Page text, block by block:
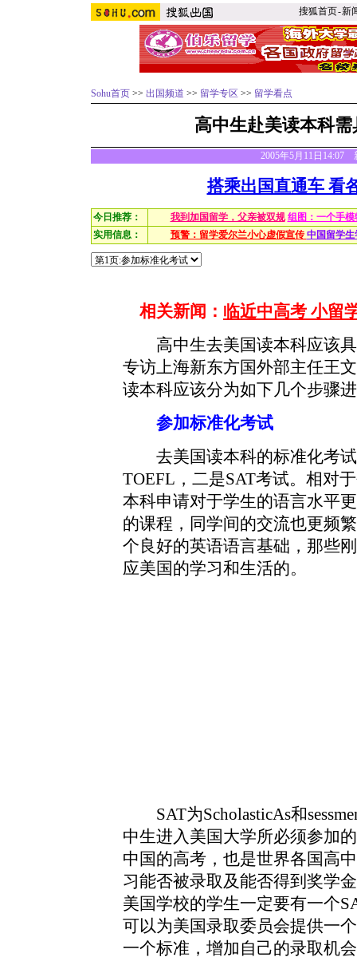
搜狐首页-新
Sohu首页 >> 出国频道 >> 留学专区 >> 留学看点
高中生赴美读本科
2005年5月11日14:07
搭乘出国直通车 看
今日推荐： 我到加国留学，父亲被双规 组图：一个手
实用信息：
预警：留学爱尔兰小心虚假宣传 中国留学
相关新闻： 临近中高考 小留
高中生去美国读本科应该具
专访上海新东方国外部主任王
读本科应该分为如下几个步骤
参加标准化考试
去美国读本科的标准化考试
TOEFL，二是SAT考试。相对
本科申请对于学生的语言水平
的课程，同学间的交流也更频
个良好的英语语言基础，那些
应美国的学习和生活的。
SAT为ScholasticAs和
中生进入美国大学所必须参加
中国的高考，也是世界各国高
习能否被录取及能否得到奖学
美国学校的学生一定要有一个
可以为美国录取委员会提供一
一个标准，增加自己的录取机